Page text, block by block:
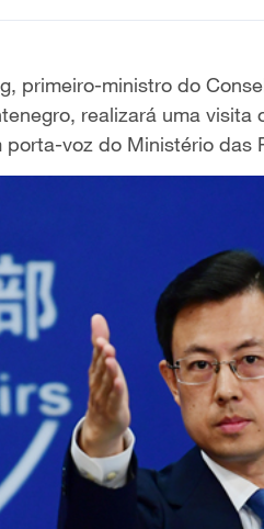
primeiro-ministro do
realizará uma
voz do Ministério das